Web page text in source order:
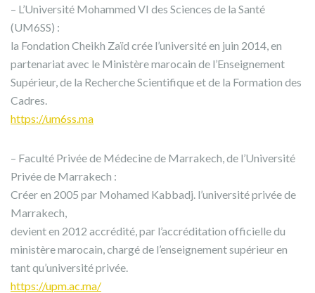
– L’Université Mohammed VI des Sciences de la Santé
(UM6SS) :
la Fondation Cheikh Zaïd crée l’université en juin 2014, en
partenariat avec le Ministère marocain de l’Enseignement
Supérieur, de la Recherche Scientifique et de la Formation des
Cadres.
https://um6ss.ma
– Faculté Privée de Médecine de Marrakech, de l’Université
Privée de Marrakech :
Créer en 2005 par Mohamed Kabbadj. l’université privée de
Marrakech,
devient en 2012 accrédité, par l’accréditation officielle du
ministère marocain, chargé de l’enseignement supérieur en
tant qu’université privée.
https://upm.ac.ma/